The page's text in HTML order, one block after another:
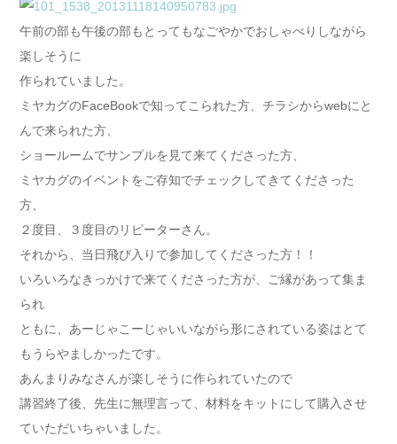
午前の部も午後の部もとってもなごやかでおしゃべりしながら
楽しそうに
作られていました。
ミヤカグのFaceBookで知ってこられた方、チラシからwebにと
んで来られた方、
ショールームでサンプルを見て来てくださった方、
ミヤカグのイベントをご存知でチェックしてきてくださった
方、
２度目、３度目のリピーターさん。
それから、当日飛び入りで参加してくださった方！！
いろいろなきっかけで来てくださった方が、ご縁があって集ま
られ
ともに、あーじゃこーじゃいいながら形にされている姿はとて
もうらやましかったです。
あんまりみなさんが楽しそうに作られていたので
講習終了後、先生に無理言って、材料をキットにして購入させ
ていただいちゃいました。